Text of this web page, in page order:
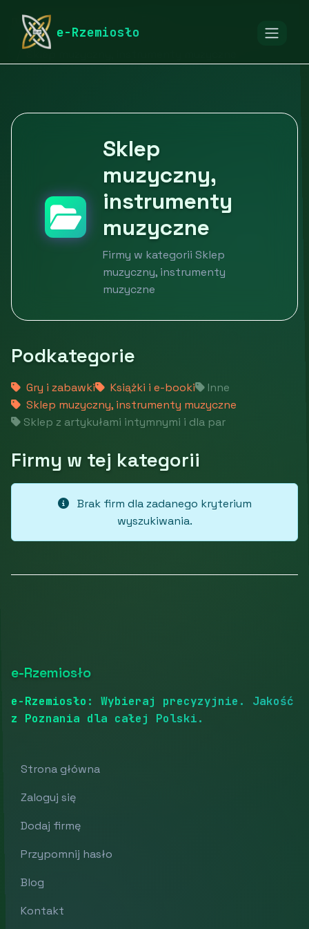
e-Rzemiosło
rymarstwo-poznan.pl
Edukacja, sport i rozrywka
Rozrywka i rekreacja
Sklep
muzyczny,
instrumenty
muzyczne
Firmy w kategorii Sklep
muzyczny, instrumenty
muzyczne
Podkategorie
Gry i zabawki Książki i e-booki
Inne
Sklep muzyczny, instrumenty muzyczne
Sklep z artykułami intymnymi i dla par
Firmy w tej kategorii
Brak firm dla zadanego kryterium
wyszukiwania.
e-Rzemiosło
e-Rzemiosło: Wybieraj precyzyjnie. Jakość
z Poznania dla całej Polski.
Strona główna
Zaloguj się
Dodaj firmę
Przypomnij hasło
Blog
Kontakt